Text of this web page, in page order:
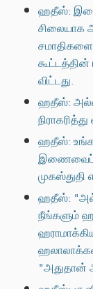
ஹதீஸ்:
சிலையாக
விட்டது.
ஹதீஸ்:
ஹதீஸ்:
ஹதீஸ்:
நீங்களும்
"அதுதான்